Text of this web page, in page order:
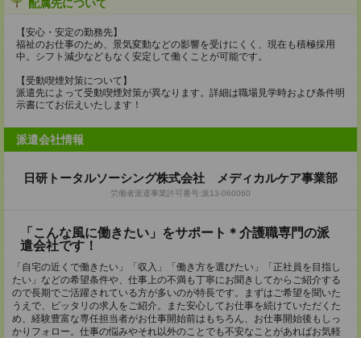
配属先について
【安心・安定の勤務先】
福祉のお仕事のため、景気変動などの影響を受けにくく、現在も積極採用
中。シフト減少などもなく安定して働くことが可能です。
【受動喫煙対策について】
派遣先によって受動喫煙対策が異なります。詳細は職場見学時および条件明
示書にてお伝えいたします！
派遣会社情報
日研トータルソーシング株式会社 メディカルケア事業部
労働者派遣事業許可番号:派13-060060
「こんな風に働きたい」をサポート＊介護職専門の派
遣会社です！
「自宅の近くで働きたい」「収入」「働き方を選びたい」「正社員を目指し
たい」などの希望条件や、仕事上の不満も丁寧にお聞きしてからご紹介する
ので長期でご活躍されている方が多いのが特長です。まずはご希望を聞いた
うえで、ピッタリの求人をご紹介。また安心してお仕事を続けていただくた
め、経験豊富な専任担当者がお仕事開始前はもちろん、お仕事開始後もしっ
かりフォロー。仕事の悩みやそれ以外のことでも不安なことがあればお気軽